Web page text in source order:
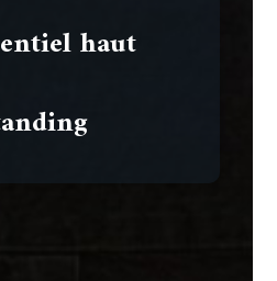
haut